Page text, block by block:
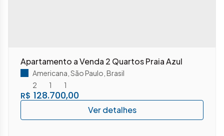
Apartamento a Venda 2 Quartos Praia Azul
R$ 128.700,00
Americana São Paulo Brasil
2
1 1